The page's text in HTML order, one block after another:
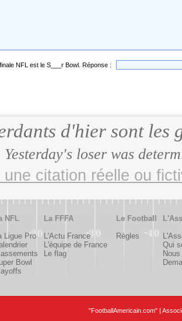
NFL est le S___r Bowl. Réponse :
d'hier sont les
Yesterday's loser was
une citation réelle ou
NFL
Ligue Pro
Bowl
La FFFA
L'Actu France
L'équipe de France
Le flag
Le Football
Règles
Qui
"FootballAmericain.com" |